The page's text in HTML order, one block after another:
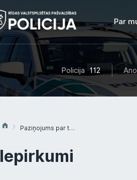
Par
Policija 112
Paziņojums par tirgus izpēti Nr.8 “Par dabīgā avota ūdens piegādi, ūdens sadales iekārtu nomu un tehnisko apkopi”
Iepirkumi